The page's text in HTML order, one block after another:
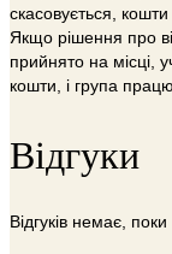
скасовується,
Якщо рішення про
прийнято на місці,
кошти, і група
Відгуки
Відгуків немає,